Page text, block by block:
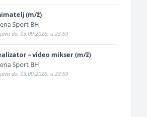
(m/ž)
Sport BH
do: 03.09.2026. u 23:59
– video mikser (m/ž)
Sport BH
do: 03.09.2026. u 23:59